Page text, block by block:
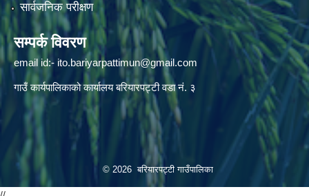
सार्वजनिक परीक्षण
सम्पर्क विवरण
email id:- ito.bariyarpattimun@gmail.com
गाउँ कार्यपालिकाको कार्यालय बरियारपट्टी वडा नं. ३
© 2026 बरियारपट्टी गाउँपालिका